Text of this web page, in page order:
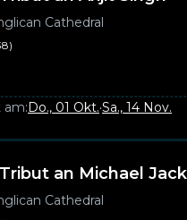
Cathedral
am:Do., 01 Okt.·Sa., 14 Nov.
an Michael
Cathedral